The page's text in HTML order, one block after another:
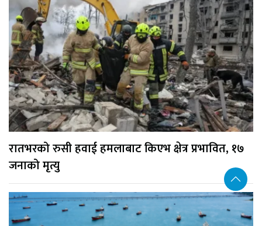
रातभरको रुसी हवाई हमलाबाट किएभ क्षेत्र प्रभावित, १७
जनाको मृत्यु